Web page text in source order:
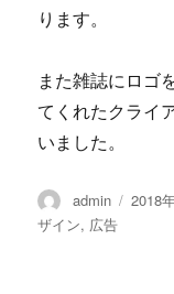
ります。
また雑誌にロゴ
てくれたクライ
いました。
投
稿
admin
投
2018
ザイン, 広告